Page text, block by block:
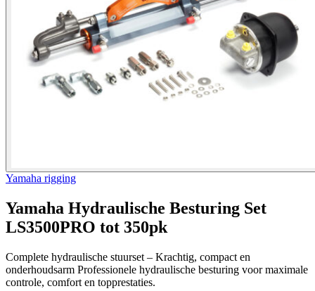
Yamaha rigging
Yamaha Hydraulische Besturing Set
LS3500PRO tot 350pk
Complete hydraulische stuurset – Krachtig, compact en
onderhoudsarm Professionele hydraulische besturing voor maximale
controle, comfort en topprestaties.